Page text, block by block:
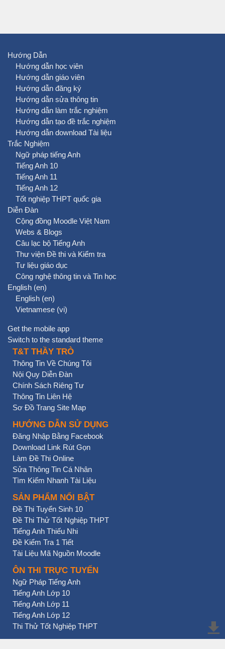
Hướng Dẫn
Hướng dẫn học viên
Hướng dẫn giáo viên
Hướng dẫn đăng ký
Hướng dẫn sửa thông tin
Hướng dẫn làm trắc nghiệm
Hướng dẫn tạo đề trắc nghiệm
Hướng dẫn download Tài liệu
Trắc Nghiệm
Ngữ pháp tiếng Anh
Tiếng Anh 10
Tiếng Anh 11
Tiếng Anh 12
Tốt nghiệp THPT quốc gia
Diễn Đàn
Cộng đồng Moodle Việt Nam
Webs & Blogs
Câu lạc bộ Tiếng Anh
Thư viện Đề thi và Kiểm tra
Tư liệu giáo dục
Công nghệ thông tin và Tin học
English ‎(en)‎
English ‎(en)‎
Vietnamese ‎(vi)‎
Get the mobile app
Switch to the standard theme
T&T THẦY TRÒ
Thông Tin Về Chúng Tôi
Nội Quy Diễn Đàn
Chính Sách Riêng Tư
Thông Tin Liên Hệ
Sơ Đồ Trang Site Map
HƯỚNG DẪN SỬ DỤNG
Đăng Nhập Bằng Facebook
Download Link Rút Gọn
Làm Đề Thi Online
Sửa Thông Tin Cá Nhân
Tìm Kiếm Nhanh Tài Liệu
SẢN PHẨM NỔI BẬT
Đề Thi Tuyển Sinh 10
Đề Thi Thử Tốt Nghiệp THPT
Tiếng Anh Thiếu Nhi
Đề Kiểm Tra 1 Tiết
Tài Liệu Mã Nguồn Moodle
ÔN THI TRỰC TUYẾN
Ngữ Pháp Tiếng Anh
Tiếng Anh Lớp 10
Tiếng Anh Lớp 11
Tiếng Anh Lớp 12
Thi Thử Tốt Nghiệp THPT